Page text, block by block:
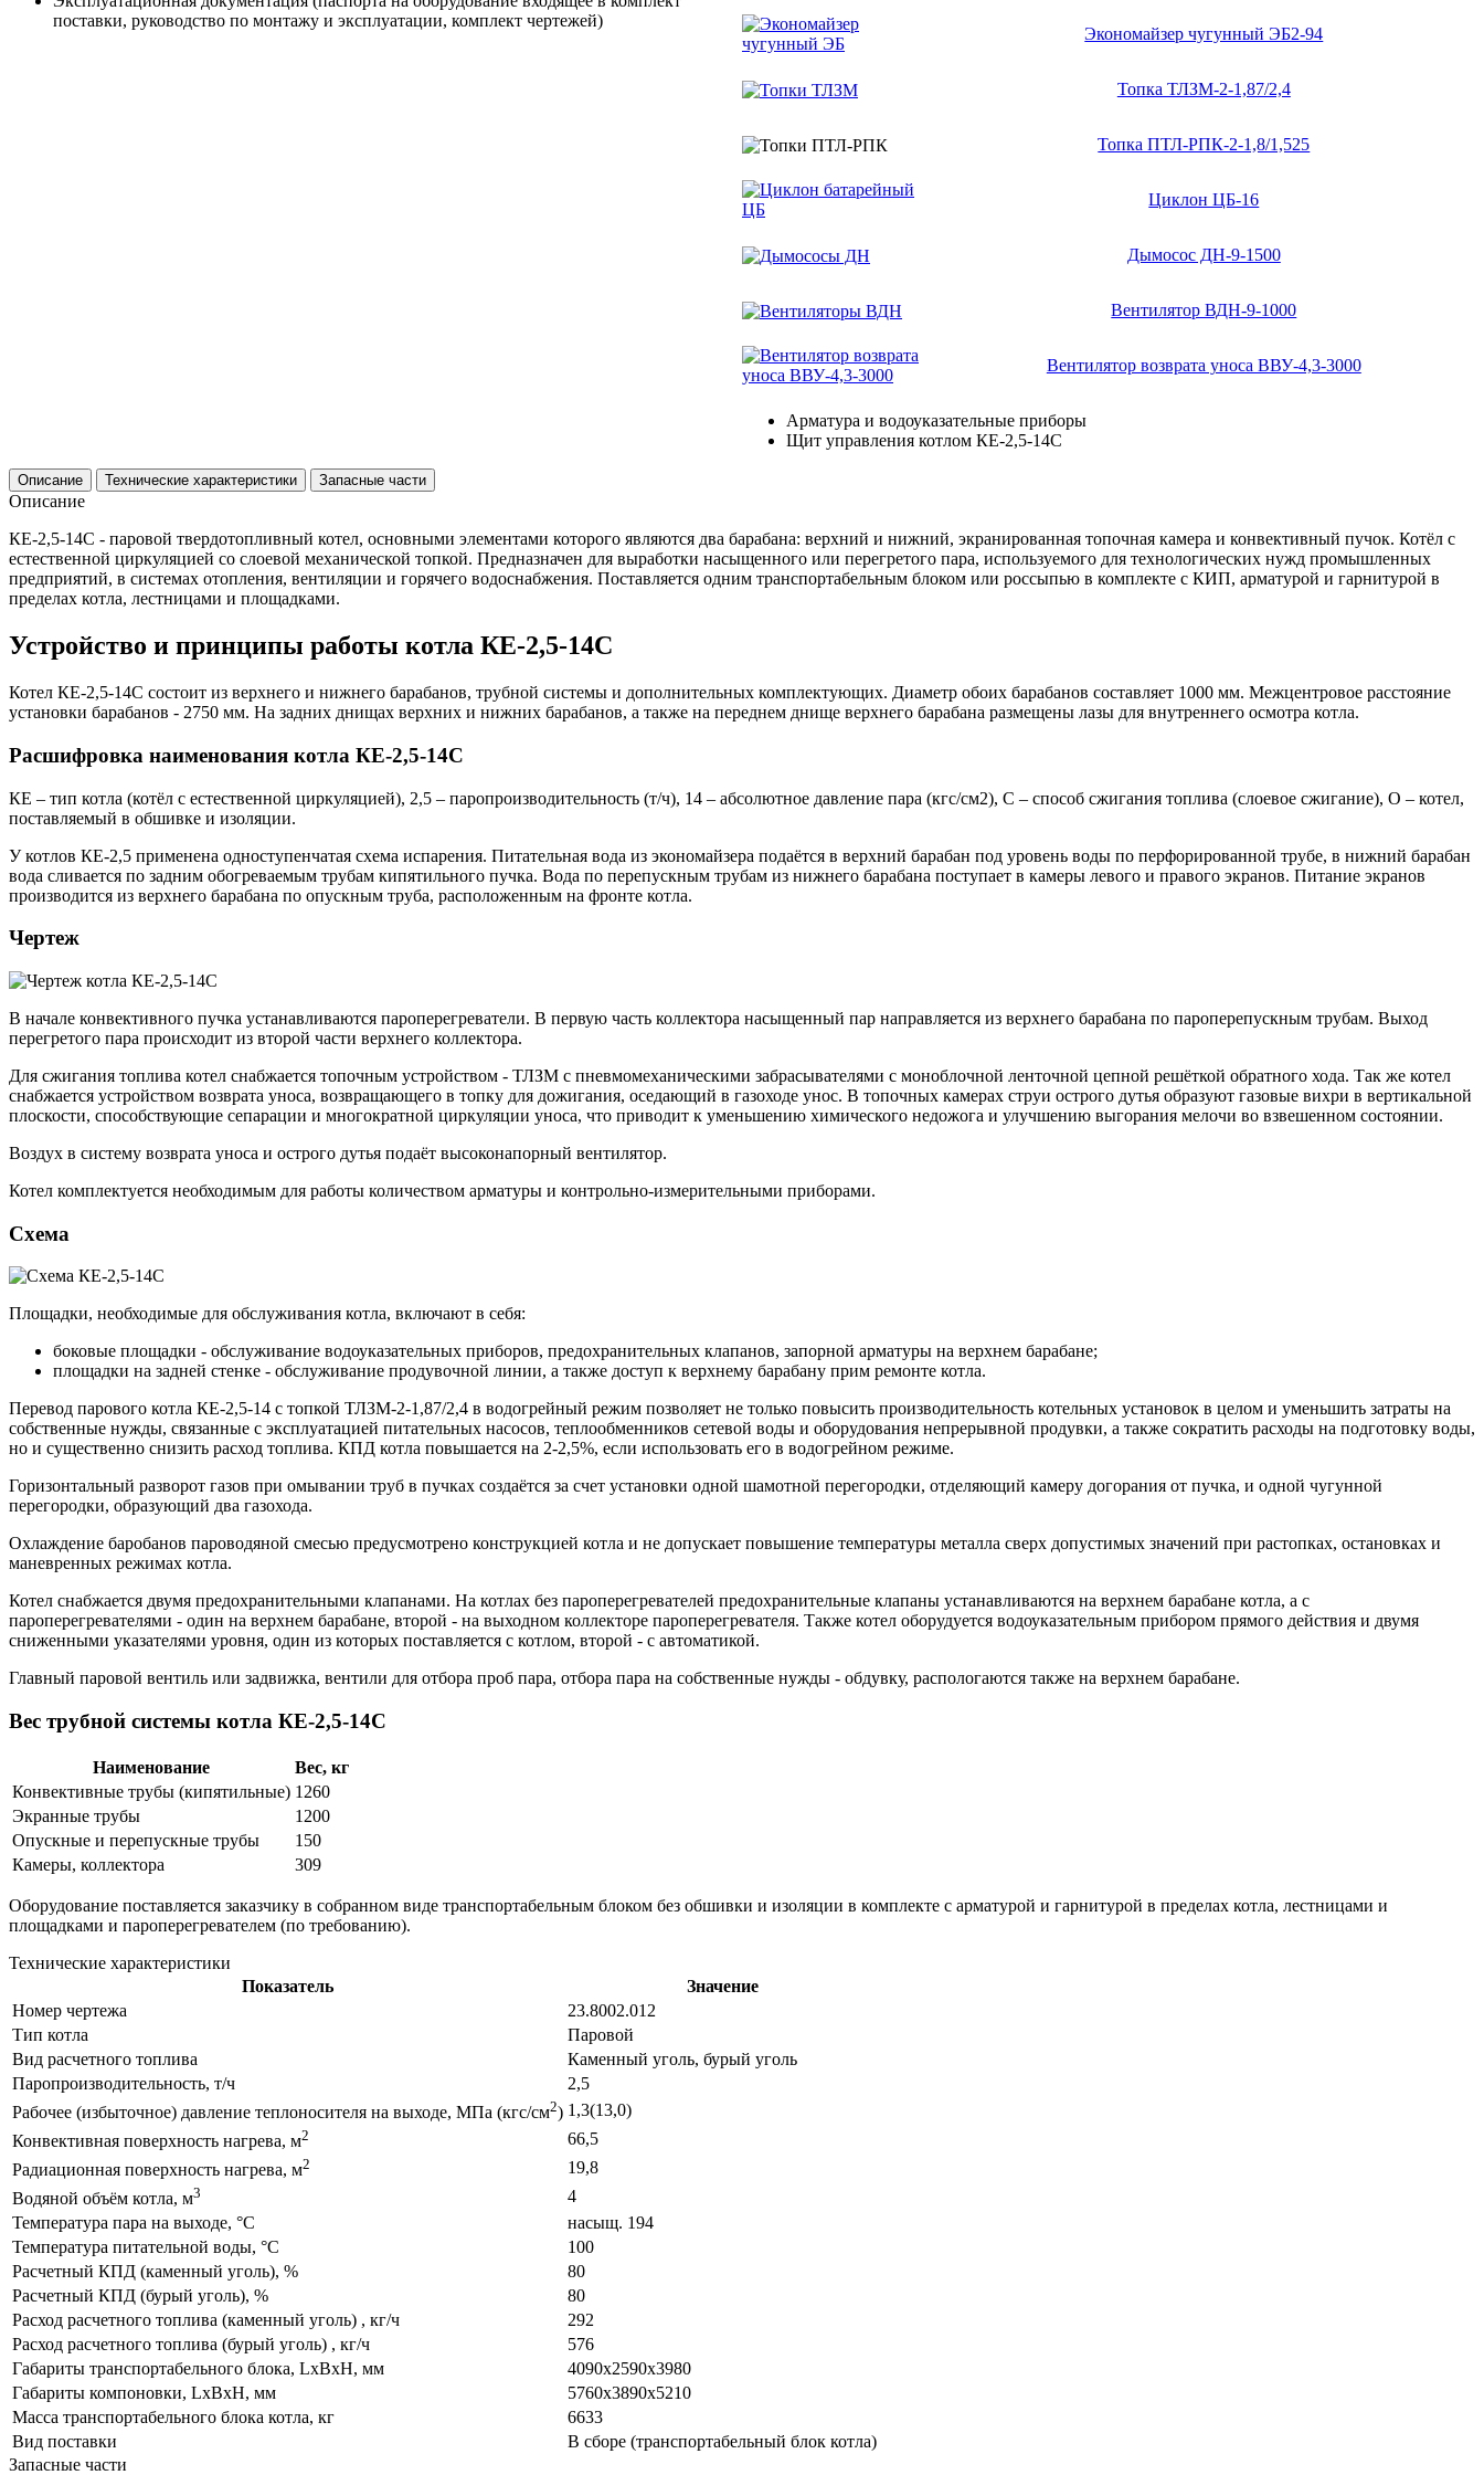
поставки, руководство по монтажу и эксплуатации, комплект чертежей)
Экономайзер чугунный ЭБ2-94
Топка ТЛЗМ-2-1,87/2,4
Топка ПТЛ-РПК-2-1,8/1,525
Циклон ЦБ-16
Дымосос ДН-9-1500
Вентилятор ВДН-9-1000
Вентилятор возврата уноса ВВУ-4,3-3000
Арматура и водоуказательные приборы
Щит управления котлом КЕ-2,5-14С
Описание Технические характеристики Запасные части
Описание
КЕ-2,5-14С - паровой твердотопливный котел, основными элементами которого являются два барабана: верхний и нижний, экранированная топочная камера и конвективный пучок. Котёл с
естественной циркуляцией со слоевой механической топкой. Предназначен для выработки насыщенного или перегретого пара, используемого для технологических нужд промышленных
предприятий, в системах отопления, вентиляции и горячего водоснабжения. Поставляется одним транспортабельным блоком или россыпью в комплекте с КИП, арматурой и гарнитурой в
пределах котла, лестницами и площадками.
Устройство и принципы работы котла КЕ-2,5-14С
Котел КЕ-2,5-14С состоит из верхнего и нижнего барабанов, трубной системы и дополнительных комплектующих. Диаметр обоих барабанов составляет 1000 мм. Межцентровое расстояние
установки барабанов - 2750 мм. На задних днищах верхних и нижних барабанов, а также на переднем днище верхнего барабана размещены лазы для внутреннего осмотра котла.
Расшифровка наименования котла КЕ-2,5-14С
КЕ – тип котла (котёл с естественной циркуляцией), 2,5 – паропроизводительность (т/ч), 14 – абсолютное давление пара (кгс/см2), С – способ сжигания топлива (слоевое сжигание), О – котел,
поставляемый в обшивке и изоляции.
У котлов КЕ-2,5 применена одноступенчатая схема испарения. Питательная вода из экономайзера подаётся в верхний барабан под уровень воды по перфорированной трубе, в нижний барабан
вода сливается по задним обогреваемым трубам кипятильного пучка. Вода по перепускным трубам из нижнего барабана поступает в камеры левого и правого экранов. Питание экранов
производится из верхнего барабана по опускным труба, расположенным на фронте котла.
Чертеж
В начале конвективного пучка устанавливаются пароперегреватели. В первую часть коллектора насыщенный пар направляется из верхнего барабана по пароперепускным трубам. Выход
перегретого пара происходит из второй части верхнего коллектора.
Для сжигания топлива котел снабжается топочным устройством - ТЛЗМ с пневмомеханическими забрасывателями с моноблочной ленточной цепной решёткой обратного хода. Так же котел
снабжается устройством возврата уноса, возвращающего в топку для дожигания, оседающий в газоходе унос. В топочных камерах струи острого дутья образуют газовые вихри в вертикальной
плоскости, способствующие сепарации и многократной циркуляции уноса, что приводит к уменьшению химического недожога и улучшению выгорания мелочи во взвешенном состоянии.
Воздух в систему возврата уноса и острого дутья подаёт высоконапорный вентилятор.
Котел комплектуется необходимым для работы количеством арматуры и контрольно-измерительными приборами.
Схема
Площадки, необходимые для обслуживания котла, включают в себя:
боковые площадки - обслуживание водоуказательных приборов, предохранительных клапанов, запорной арматуры на верхнем барабане;
площадки на задней стенке - обслуживание продувочной линии, а также доступ к верхнему барабану прим ремонте котла.
Перевод парового котла КЕ-2,5-14 с топкой ТЛЗМ-2-1,87/2,4 в водогрейный режим позволяет не только повысить производительность котельных установок в целом и уменьшить затраты на
собственные нужды, связанные с эксплуатацией питательных насосов, теплообменников сетевой воды и оборудования непрерывной продувки, а также сократить расходы на подготовку воды,
но и существенно снизить расход топлива. КПД котла повышается на 2-2,5%, если использовать его в водогрейном режиме.
Горизонтальный разворот газов при омывании труб в пучках создаётся за счет установки одной шамотной перегородки, отделяющий камеру догорания от пучка, и одной чугунной
перегородки, образующий два газохода.
Охлаждение баробанов пароводяной смесью предусмотрено конструкцией котла и не допускает повышение температуры металла сверх допустимых значений при растопках, остановках и
маневренных режимах котла.
Котел снабжается двумя предохранительными клапанами. На котлах без пароперегревателей предохранительные клапаны устанавливаются на верхнем барабане котла, а с
пароперегревателями - один на верхнем барабане, второй - на выходном коллекторе пароперегревателя. Также котел оборудуется водоуказательным прибором прямого действия и двумя
сниженными указателями уровня, один из которых поставляется с котлом, второй - с автоматикой.
Главный паровой вентиль или задвижка, вентили для отбора проб пара, отбора пара на собственные нужды - обдувку, распологаются также на верхнем барабане.
Вес трубной системы котла КЕ-2,5-14С
Наименование
Вес, кг
Конвективные трубы (кипятильные) 1260
Экранные трубы
1200
Опускные и перепускные трубы
150
Камеры, коллектора
309
Оборудование поставляется заказчику в собранном виде транспортабельным блоком без обшивки и изоляции в комплекте с арматурой и гарнитурой в пределах котла, лестницами и
площадками и пароперегревателем (по требованию).
Технические характеристики
Показатель
Значение
Номер чертежа
23.8002.012
Тип котла
Паровой
Вид расчетного топлива
Каменный уголь, бурый уголь
Паропроизводительность, т/ч
2,5
Рабочее (избыточное) давление теплоносителя на выходе, МПа (кгс/см2) 1,3(13,0)
Конвективная поверхность нагрева, м2
66,5
Радиационная поверхность нагрева, м2
19,8
Водяной объём котла, м3
4
Температура пара на выходе, °С
насыщ. 194
Температура питательной воды, °С
100
Расчетный КПД (каменный уголь), %
80
Расчетный КПД (бурый уголь), %
80
Расход расчетного топлива (каменный уголь) , кг/ч
292
Расход расчетного топлива (бурый уголь) , кг/ч
576
Габариты транспортабельного блока, LxBxH, мм
4090х2590х3980
Габариты компоновки, LxBxH, мм
5760х3890х5210
Масса транспортабельного блока котла, кг
6633
Вид поставки
В сборе (транспортабельный блок котла)
Запасные части